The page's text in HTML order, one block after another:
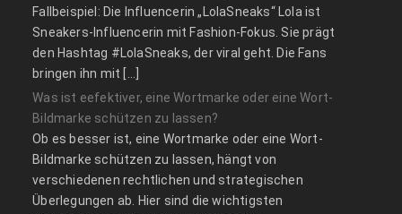
Fallbeispiel: Die Influencerin „LolaSneaks“ Lola ist
Sneakers-Influencerin mit Fashion-Fokus. Sie prägt
den Hashtag #LolaSneaks, der viral geht. Die Fans
bringen ihn mit […]
Was ist eefektiver, eine Wortmarke oder eine Wort-
Bildmarke schützen zu lassen?
Ob es besser ist, eine Wortmarke oder eine Wort-
Bildmarke schützen zu lassen, hängt von
verschiedenen rechtlichen und strategischen
Überlegungen ab. Hier sind die wichtigsten